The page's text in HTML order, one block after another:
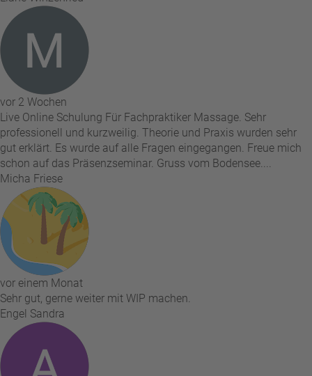
vor 2 Wochen
Live Online Schulung Für Fachpraktiker Massage. Sehr
professionell und kurzweilig. Theorie und Praxis wurden sehr
gut erklärt. Es wurde auf alle Fragen eingegangen. Freue mich
schon auf das Präsenzseminar. Gruss vom Bodensee....
Micha Friese
vor einem Monat
Sehr gut, gerne weiter mit WIP machen.
Engel Sandra